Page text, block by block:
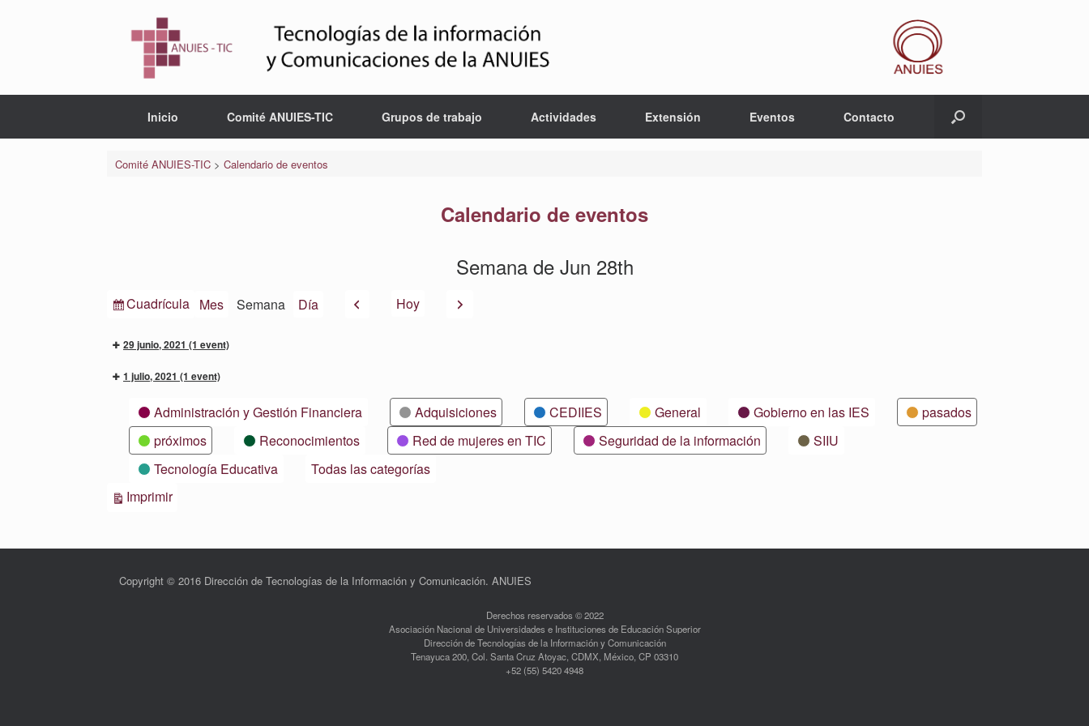
Inicio Comité ANUIES-TIC Grupos de trabajo Actividades Extensión Eventos Contacto
Comité ANUIES-TIC> Calendario de eventos
Calendario de eventos
Semana de Jun 28th
Ver
Cuadrícula Mes Semana Día AnteriorHoy Siguiente
29 junio, 2021 (1 event)
1 julio, 2021 (1 event)
CategoríasAdministración y Gestión Financiera Adquisiciones CEDIIES General Gobierno en las IES
pasados
próximos
Reconocimientos Red de mujeres en TIC Seguridad de la información
SIIU
Tecnología Educativa
Todas las categorías
ImprimirVistas
Copyright © 2016 Dirección de Tecnologías de la Información y Comunicación. ANUIES
Derechos reservados © 2022
Asociación Nacional de Universidades e Instituciones de Educación Superior
Dirección de Tecnologías de la Información y Comunicación
Tenayuca 200, Col. Santa Cruz Atoyac, CDMX, México, CP 03310
+52 (55) 5420 4948